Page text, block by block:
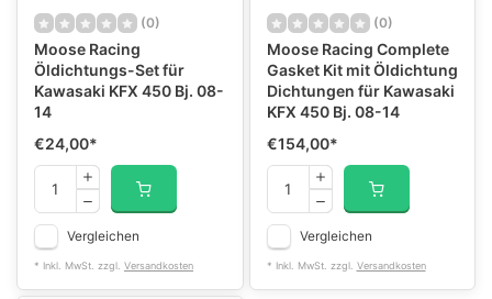
(0)
Moose Racing
Öldichtungs-Set für
Kawasaki KFX 450 Bj. 08-
14
€24,00*
Vergleichen
* Inkl. MwSt. zzgl. Versandkosten
(0)
Moose Racing Complete
Gasket Kit mit Öldichtung
Dichtungen für Kawasaki
KFX 450 Bj. 08-14
€154,00*
Vergleichen
* Inkl. MwSt. zzgl. Versandkosten